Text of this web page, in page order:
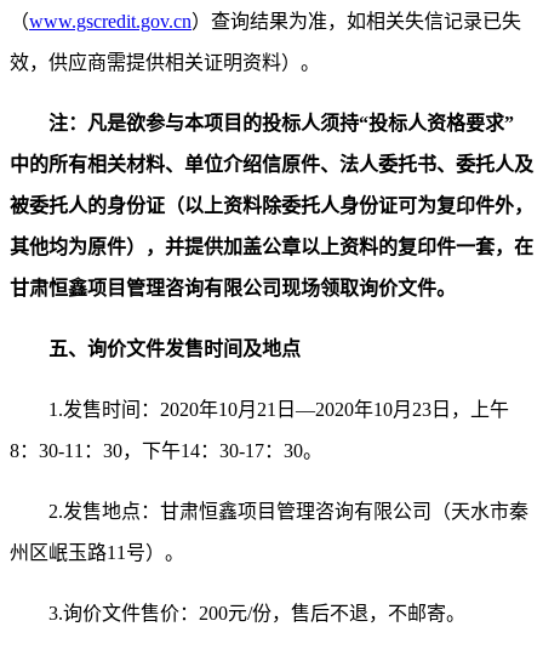
（www.gscredit.gov.cn）查询结果为准，如相关失信记录已失
效，供应商需提供相关证明资料）。
注：凡是欲参与本项目的投标人须持“投标人资格要求”
中的所有相关材料、单位介绍信原件、法人委托书、委托人及
被委托人的身份证（以上资料除委托人身份证可为复印件外，
其他均为原件），并提供加盖公章以上资料的复印件一套，在
甘肃恒鑫项目管理咨询有限公司现场领取询价文件。
五、询价文件发售时间及地点
1.发售时间：2020年10月21日—2020年10月23日，上午
8：30-11：30，下午14：30-17：30。
2.发售地点：甘肃恒鑫项目管理咨询有限公司（天水市秦
州区岷玉路11号）。
3.询价文件售价：200元/份，售后不退，不邮寄。